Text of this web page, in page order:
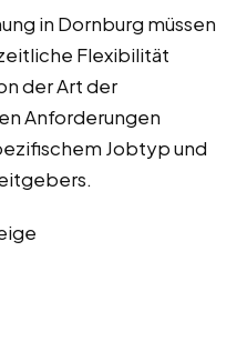
in Dornburg müssen
Flexibilität
der Art der
Anforderungen
Jobtyp und